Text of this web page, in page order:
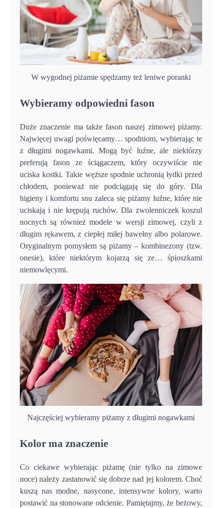
W wygodnej piżamie spędzamy też leniwe poranki
Wybieramy odpowiedni fason
Duże znaczenie ma także fason naszej zimowej piżamy.
Najwięcej uwagi poświęcamy… spodniom, wybierając te
z długimi nogawkami. Mogą być luźne, ale niektórzy
preferują fason ze ściągaczem, który oczywiście nie
uciska kostki. Takie węższe spodnie uchronią łydki przed
chłodem, ponieważ nie podciągają się do góry. Dla
higieny i komfortu snu zaleca się piżamy luźne, które nie
uciskają i nie krępują ruchów. Dla zwolenniczek koszul
nocnych są również modele w wersji zimowej, czyli z
długim rękawem, z ciepłej miłej bawełny albo polarowe.
Oryginalnym pomysłem są piżamy – kombinezony (tzw.
onesie), które niektórym kojarzą się ze… śpioszkami
niemowlęcymi.
Najczęściej wybieramy piżamy z długimi nogawkami
Kolor ma znaczenie
Co ciekawe wybierając piżamę (nie tylko na zimowe
noce) należy zastanowić się dobrze nad jej kolorem. Choć
kuszą nas modne, nasycone, intensywne kolory, warto
postawić na stonowane odcienie. Pamiętajmy, że beżowy,